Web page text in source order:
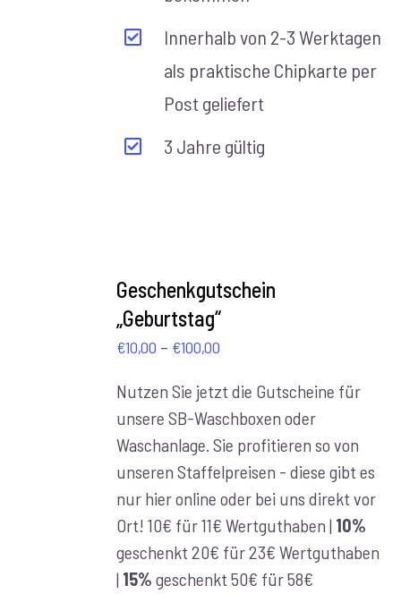
Innerhalb von 2-3 Werktagen
als praktische Chipkarte per
Post geliefert
3 Jahre gültig
Geschenkgutschein
„Geburtstag“
€10,00 – €100,00
bis
€100,00
Nutzen Sie jetzt die Gutscheine für
unsere SB-Waschboxen oder
Waschanlage. Sie profitieren so von
unseren Staffelpreisen - diese gibt es
nur hier online oder bei uns direkt vor
Ort! 10€ für 11€ Wertguthaben | 10%
geschenkt 20€ für 23€ Wertguthaben
| 15% geschenkt 50€ für 58€